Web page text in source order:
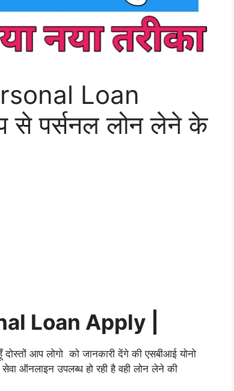
Loan
से पर्सनल लोन लेने के
Loan Apply |
आप लोगो को जानकारी देंगे की एसबीआई योनो
ऑनलाइन उपलब्ध हो रही है वही लोन लेने की